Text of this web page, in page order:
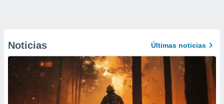
Noticias Últimas noticias